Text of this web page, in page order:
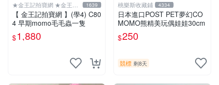
★金王記拍寶網 ★金王記
拍寶趣
1639
【 金王記拍寶網 】(學4) C80
4 早期momo毛毛蟲一隻
$1,880
桃樂斯收藏鋪 4334
日本進口POST PET夢幻CO
MOMO熊精美玩偶娃娃30cm
$250
競標 剩8天